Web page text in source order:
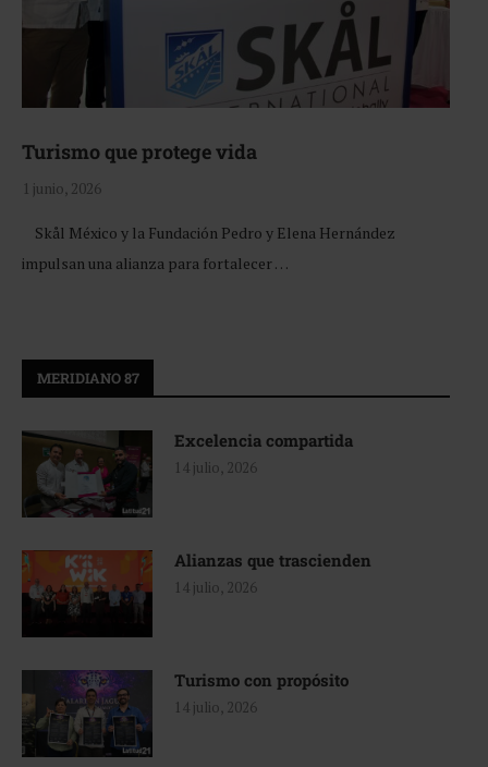
Turismo que protege vida
1 junio, 2026
Skål México y la Fundación Pedro y Elena Hernández
impulsan una alianza para fortalecer …
MERIDIANO 87
Excelencia compartida
14 julio, 2026
Alianzas que trascienden
14 julio, 2026
Turismo con propósito
14 julio, 2026